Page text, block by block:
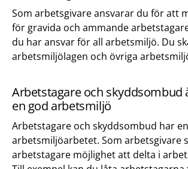
Som arbetsgivare ansvarar du för att
för gravida och ammande
du har ansvar för all arbetsmiljö. Du
arbetsmiljölagen och övriga
Arbetstagare och skyddsombud
en god arbetsmiljö
Arbetstagare och skyddsombud har
arbetsmiljöarbetet. Som arbetsgivare
arbetstagare möjlighet att delta i